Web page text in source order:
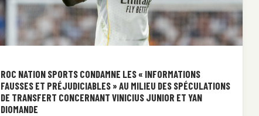
ROC NATION SPORTS CONDAMNE LES « INFORMATIONS
FAUSSES ET PRÉJUDICIABLES » AU MILIEU DES SPÉCULATIONS
DE TRANSFERT CONCERNANT VINICIUS JUNIOR ET YAN
DIOMANDE